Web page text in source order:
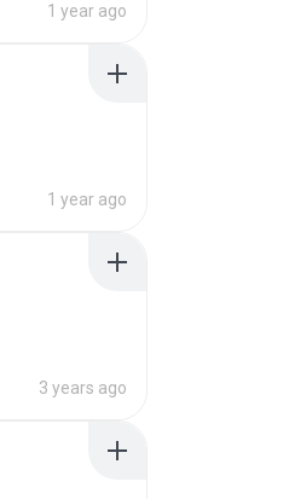
1 year ago
1 year ago
3 years ago